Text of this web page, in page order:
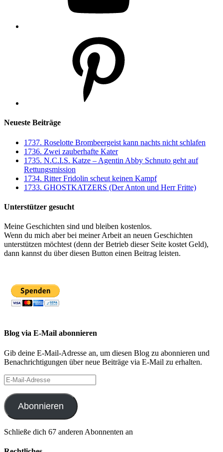
Neueste Beiträge
1737. Roselotte Brombeergeist kann nachts nicht schlafen
1736. Zwei zauberhafte Kater
1735. N.C.I.S. Katze – Agentin Abby Schnuto geht auf
Rettungsmission
1734. Ritter Fridolin scheut keinen Kampf
1733. GHOSTKATZERS (Der Anton und Herr Fritte)
Unterstützer gesucht
Meine Geschichten sind und bleiben kostenlos.
Wenn du mich aber bei meiner Arbeit an neuen Geschichten
unterstützen möchtest (denn der Betrieb dieser Seite kostet Geld),
dann kannst du über diesen Button einen Beitrag leisten.
Blog via E-Mail abonnieren
Gib deine E-Mail-Adresse an, um diesen Blog zu abonnieren und
Benachrichtigungen über neue Beiträge via E-Mail zu erhalten.
E-
Mail-
Adresse
Abonnieren
Schließe dich 67 anderen Abonnenten an